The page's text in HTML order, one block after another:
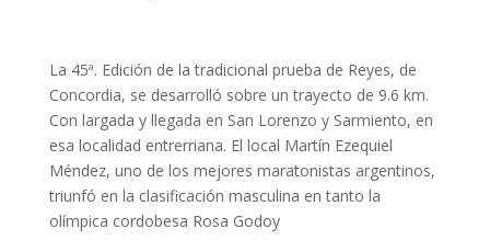
La 45ª. Edición de la tradicional prueba de Reyes, de
Concordia, se desarrolló sobre un trayecto de 9.6 km.
Con largada y llegada en San Lorenzo y Sarmiento, en
esa localidad entrerriana. El local Martín Ezequiel
Méndez, uno de los mejores maratonistas argentinos,
triunfó en la clasificación masculina en tanto la
olímpica cordobesa Rosa Godoy